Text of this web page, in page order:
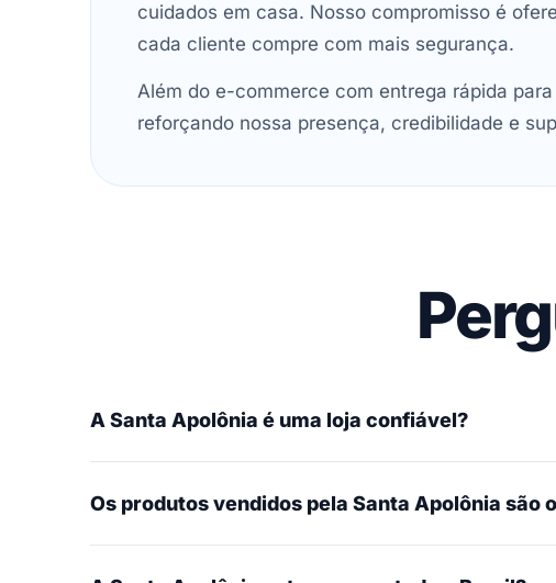
cuidados em casa. Nosso compromisso é
cada cliente compre com mais segurança.
Além do e-commerce com entrega rápida
reforçando nossa presença, credibilidade e
A Santa Apolônia é uma loja confiável?
Os produtos vendidos pela Santa Apolônia são